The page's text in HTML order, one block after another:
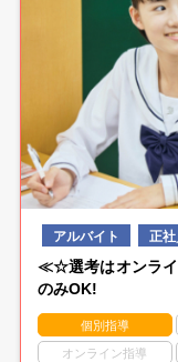
アルバイト 正社
≪☆選考はオンラ
のみOK!
個別指導
オンライン指導